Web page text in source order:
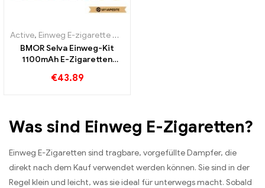
Active, Einweg E-zigarette mit Nikotin
BMOR Selva Einweg-Kit
1100mAh E-Zigaretten
€43.89
Was sind Einweg E-Zigaretten?
Einweg E-Zigaretten sind tragbare, vorgefüllte Dampfer, die
direkt nach dem Kauf verwendet werden können. Sie sind in der
Regel klein und leicht, was sie ideal für unterwegs macht. Sobald